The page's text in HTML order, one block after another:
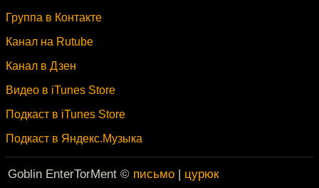
Группа в Контакте
Канал на Rutube
Канал в Дзен
Видео в iTunes Store
Подкаст в iTunes Store
Подкаст в Яндекс.Музыка
Goblin EnterTorMent © письмо | цурюк